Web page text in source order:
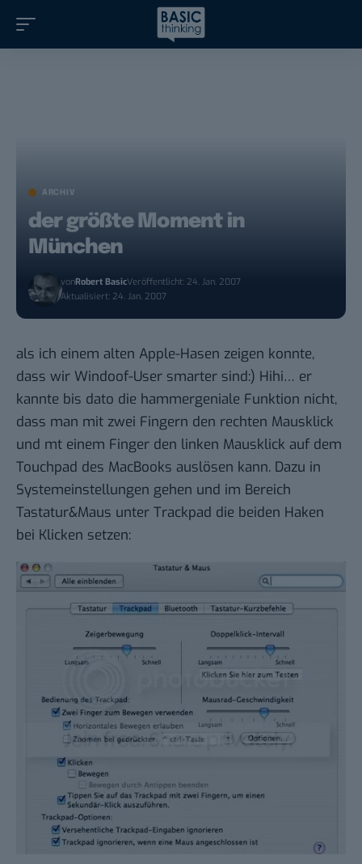
ARCHIV
der größte Moment in
München
vonRobert BasicVeröffentlicht: 24. Jan. 2007
Aktualisiert: 24. Jan. 2007
als ich einem alten Apple-Hasen zeigen konnte,
dass wir Windoof-User smarter sind:) Hihi… er
kannte bis dato die hammergeniale Funktion nicht,
dass man mit zwei Fingern den rechten Mausklick
und mt einem Finger den linken Mausklick auf dem
Touchpad des MacBooks auslösen kann. Dazu in
Systemeinstellungen gehen und im Bereich
Tastatur&Maus unter Trackpad die beiden Haken
bei Klicken setzen: